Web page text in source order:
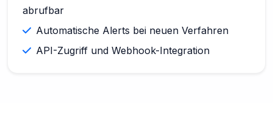
abrufbar
Automatische Alerts bei neuen Verfahren
API-Zugriff und Webhook-Integration